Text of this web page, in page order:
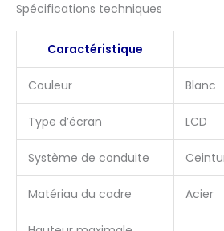
objectifs
votre
sur le
temps.
déplacer
Spécifications techniques
Caractéristique
Couleur Blanc
Type d’écran LCD
Système de conduite
Matériau du cadre Acier